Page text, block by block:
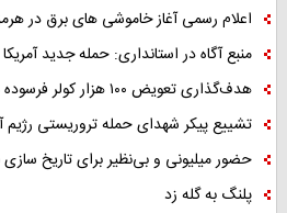
اعلام رسمی آغاز خاموشی های برق در
منبع آگاه در استانداری: حمله جدید
هدف‌گذاری تعویض ۱۰۰ هزار کولر فرسوده در هرمزگان
تشییع پیکر شهدای حمله تروریستی رژیم
حضور میلیونی و بی‌نظیر برای تاریخ
پلنگ به گله زد